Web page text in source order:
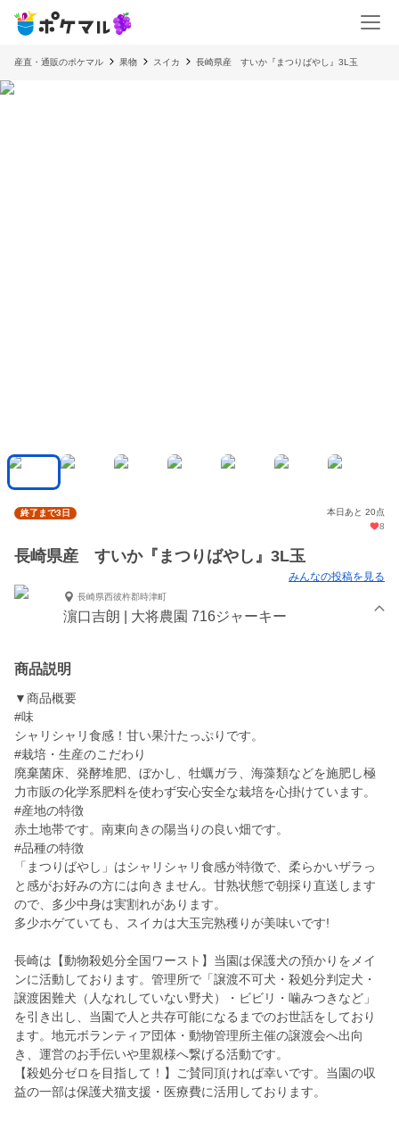
産直・通販のポケマル 果物 スイカ 長崎県産 すいか『まつりばやし』3L玉
終了まで3日
本日あと 20点
8
長崎県産 すいか『まつりばやし』3L玉
みんなの投稿を見る
長崎県西彼杵郡時津町
濵口吉朗 | 大将農園 716ジャーキー
商品説明
▼商品概要
#味
シャリシャリ食感！甘い果汁たっぷりです。
#栽培・生産のこだわり
廃棄菌床、発酵堆肥、ぼかし、牡蠣ガラ、海藻類などを施肥し極
力市販の化学系肥料を使わず安心安全な栽培を心掛けています。
#産地の特徴
赤土地帯です。南東向きの陽当りの良い畑です。
#品種の特徴
「まつりばやし」はシャリシャリ食感が特徴で、柔らかいザラっ
と感がお好みの方には向きません。甘熟状態で朝採り直送します
ので、多少中身は実割れがあります。
多少ホゲていても、スイカは大玉完熟穫りが美味いです!
長崎は【動物殺処分全国ワースト】当園は保護犬の預かりをメイ
ンに活動しております。管理所で「譲渡不可犬・殺処分判定犬・
譲渡困難犬（人なれしていない野犬）・ビビリ・噛みつきなど」
を引き出し、当園で人と共存可能になるまでのお世話をしており
ます。地元ボランティア団体・動物管理所主催の譲渡会へ出向
き、運営のお手伝いや里親様へ繋げる活動です。
【殺処分ゼロを目指して！】ご賛同頂ければ幸いです。当園の収
益の一部は保護犬猫支援・医療費に活用しております。